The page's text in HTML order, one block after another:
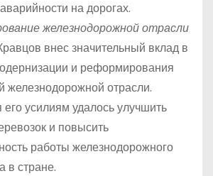
на дорогах.
железнодорожной отрасли
внес значительный вклад в
и реформирования
железнодорожной отрасли.
его усилиям удалось улучшить
и повысить
работы железнодорожного
в стране.